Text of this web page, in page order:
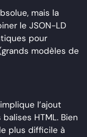
mais la
le JSON-LD
pour
modèles de
l’ajout
HTML. Bien
plus difficile à